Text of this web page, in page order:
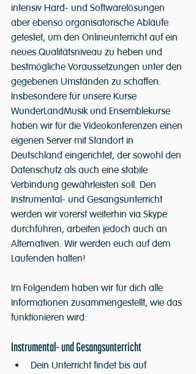
intensiv Hard- und Softwarelösungen
aber ebenso organisatorische Abläufe
getestet, um den Onlineunterricht auf ein
neues Qualitätsniveau zu heben und
bestmögliche Voraussetzungen unter den
gegebenen Umständen zu schaffen.
Insbesondere für unsere Kurse
WunderLandMusik und Ensemblekurse
haben wir für die Videokonferenzen einen
eigenen Server mit Standort in
Deutschland eingerichtet, der sowohl den
Datenschutz als auch eine stabile
Verbindung gewährleisten soll. Den
Instrumental- und Gesangsunterricht
werden wir vorerst weiterhin via Skype
durchführen, arbeiten jedoch auch an
Alternativen. Wir werden euch auf dem
Laufenden halten!
Im Folgendem haben wir für dich alle
Informationen zusammengestellt, wie das
funktionieren wird:
Instrumental- und Gesangsunterricht
Dein Unterricht findet bis auf